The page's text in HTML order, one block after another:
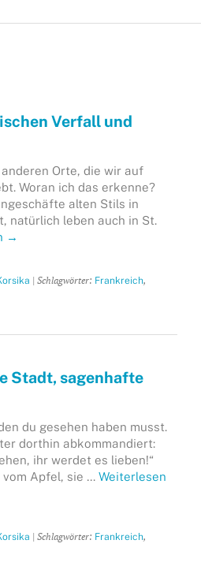
Verfall und
Orte, die wir auf
Woran ich das erkenne?
alten Stils in
natürlich leben auch in St.
→
| Schlagwörter: Frankreich,
Stadt, sagenhafte
du gesehen haben musst.
dorthin abkommandiert:
ihr werdet es lieben!“
vom Apfel, sie … Weiterlesen
| Schlagwörter: Frankreich,